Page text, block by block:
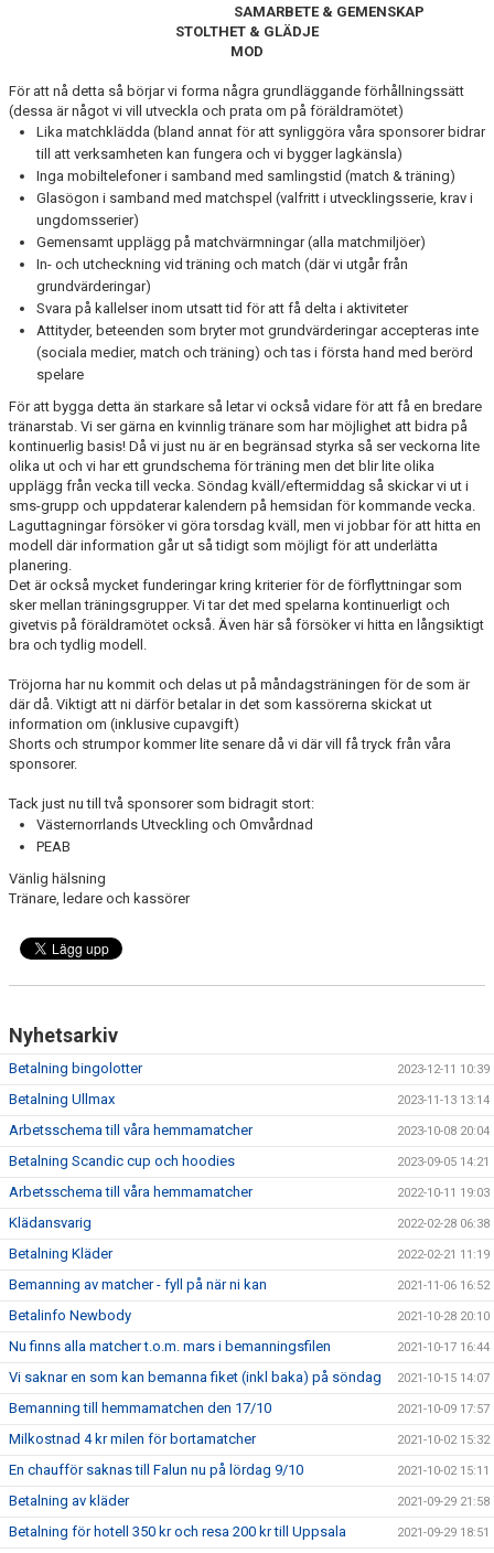
SAMARBETE & GEMENSKAP
STOLTHET & GLÄDJE
MOD
För att nå detta så börjar vi forma några grundläggande förhållningssätt
(dessa är något vi vill utveckla och prata om på föräldramötet)
Lika matchklädda (bland annat för att synliggöra våra sponsorer bidrar
till att verksamheten kan fungera och vi bygger lagkänsla)
Inga mobiltelefoner i samband med samlingstid (match & träning)
Glasögon i samband med matchspel (valfritt i utvecklingsserie, krav i
ungdomsserier)
Gemensamt upplägg på matchvärmningar (alla matchmiljöer)
In- och utcheckning vid träning och match (där vi utgår från
grundvärderingar)
Svara på kallelser inom utsatt tid för att få delta i aktiviteter
Attityder, beteenden som bryter mot grundvärderingar accepteras inte
(sociala medier, match och träning) och tas i första hand med berörd
spelare
För att bygga detta än starkare så letar vi också vidare för att få en bredare
tränarstab. Vi ser gärna en kvinnlig tränare som har möjlighet att bidra på
kontinuerlig basis! Då vi just nu är en begränsad styrka så ser veckorna lite
olika ut och vi har ett grundschema för träning men det blir lite olika
upplägg från vecka till vecka. Söndag kväll/eftermiddag så skickar vi ut i
sms-grupp och uppdaterar kalendern på hemsidan för kommande vecka.
Laguttagningar försöker vi göra torsdag kväll, men vi jobbar för att hitta en
modell där information går ut så tidigt som möjligt för att underlätta
planering.
Det är också mycket funderingar kring kriterier för de förflyttningar som
sker mellan träningsgrupper. Vi tar det med spelarna kontinuerligt och
givetvis på föräldramötet också. Även här så försöker vi hitta en långsiktigt
bra och tydlig modell.
Tröjorna har nu kommit och delas ut på måndagsträningen för de som är
där då. Viktigt att ni därför betalar in det som kassörerna skickat ut
information om (inklusive cupavgift)
Shorts och strumpor kommer lite senare då vi där vill få tryck från våra
sponsorer.
Tack just nu till två sponsorer som bidragit stort:
Västernorrlands Utveckling och Omvårdnad
PEAB
Vänlig hälsning
Tränare, ledare och kassörer
Nyhetsarkiv
Betalning bingolotter 2023-12-11 10:39
Betalning Ullmax 2023-11-13 13:14
Arbetsschema till våra hemmamatcher 2023-10-08 20:04
Betalning Scandic cup och hoodies 2023-09-05 14:21
Arbetsschema till våra hemmamatcher 2022-10-11 19:03
Klädansvarig 2022-02-28 06:38
Betalning Kläder 2022-02-21 11:19
Bemanning av matcher - fyll på när ni kan 2021-11-06 16:52
Betalinfo Newbody 2021-10-28 20:10
Nu finns alla matcher t.o.m. mars i bemanningsfilen 2021-10-17 16:44
Vi saknar en som kan bemanna fiket (inkl baka) på söndag 2021-10-15 14:07
Bemanning till hemmamatchen den 17/10 2021-10-09 17:57
Milkostnad 4 kr milen för bortamatcher 2021-10-02 15:32
En chaufför saknas till Falun nu på lördag 9/10 2021-10-02 15:11
Betalning av kläder 2021-09-29 21:58
Betalning för hotell 350 kr och resa 200 kr till Uppsala 2021-09-29 18:51